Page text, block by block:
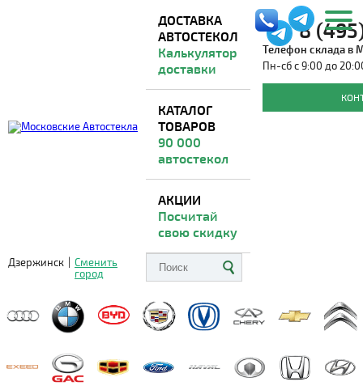
ДОСТАВКА
АВТОСТЕКОЛ
Калькулятор
доставки
КАТАЛОГ
ТОВАРОВ
90 000
автостекол
АКЦИИ
Посчитай
свою скидку
Дзержинск | Сменить
город
8
Телефон склада в
Пн-сб с 9:00 до
ВО ВСЕ РЕГИОНЫ